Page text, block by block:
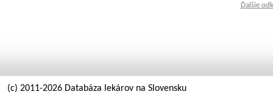
Ďalšie
(c) 2011-2026 Databáza lekárov na Slovensku